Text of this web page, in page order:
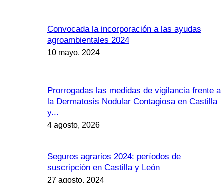
Convocada la incorporación a las ayudas
agroambientales 2024
10 mayo, 2024
Prorrogadas las medidas de vigilancia frente a
la Dermatosis Nodular Contagiosa en Castilla
y...
4 agosto, 2026
Seguros agrarios 2024: períodos de
suscripción en Castilla y León
27 agosto, 2024